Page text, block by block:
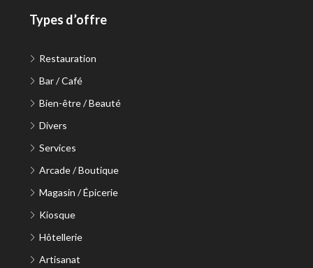
Types d’offre
Restauration
Bar / Café
Bien-être / Beauté
Divers
Services
Arcade / Boutique
Magasin / Épicerie
Kiosque
Hôtellerie
Artisanat